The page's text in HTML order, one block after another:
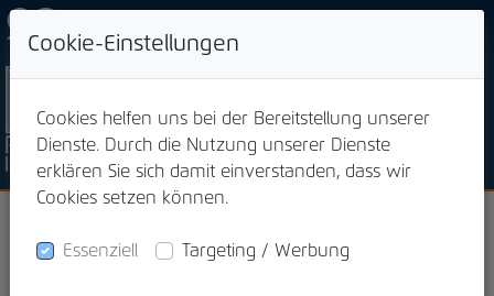
Historie der PACTA
Cookie-Einstellungen
Cookies helfen uns bei der Bereitstellung unserer
Dienste. Durch die Nutzung unserer Dienste
erklären Sie sich damit einverstanden, dass wir
Cookies setzen können.
Essenziell Targeting / Werbung